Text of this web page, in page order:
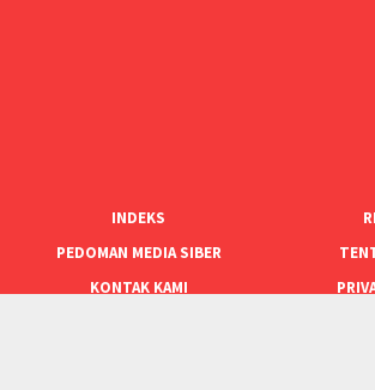
INDEKS
PEDOMAN MEDIA SIBER
KONTAK KAMI